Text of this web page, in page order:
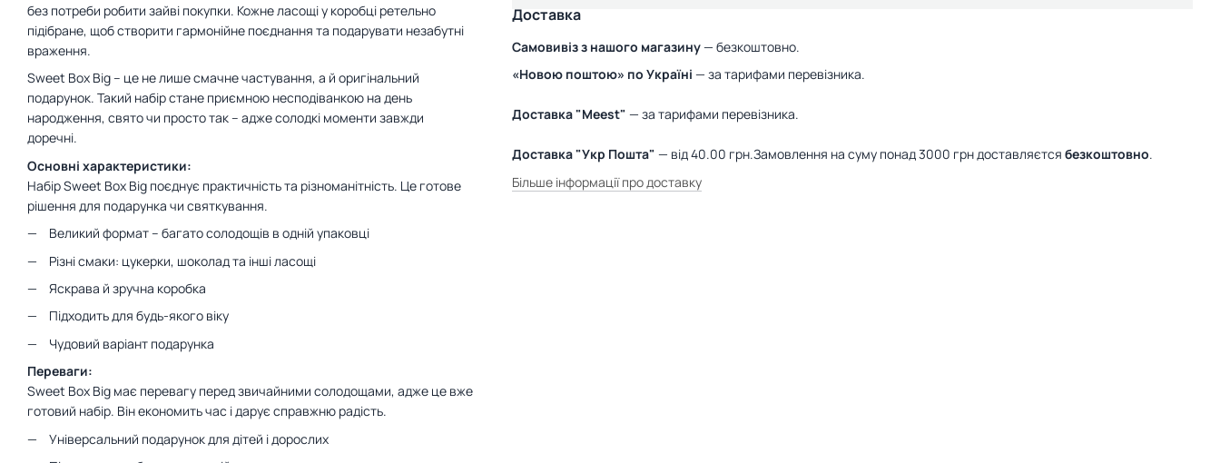
без потреби робити зайві покупки. Кожне ласощі у коробці ретельно
підібране, щоб створити гармонійне поєднання та подарувати незабутні
враження.
Sweet Box Big – це не лише смачне частування, а й оригінальний
подарунок. Такий набір стане приємною несподіванкою на день
народження, свято чи просто так – адже солодкі моменти завжди
доречні.
Основні характеристики:
Набір Sweet Box Big поєднує практичність та різноманітність. Це готове
рішення для подарунка чи святкування.
Великий формат – багато солодощів в одній упаковці
Різні смаки: цукерки, шоколад та інші ласощі
Яскрава й зручна коробка
Підходить для будь-якого віку
Чудовий варіант подарунка
Переваги:
Sweet Box Big має перевагу перед звичайними солодощами, адже це вже
готовий набір. Він економить час і дарує справжню радість.
Універсальний подарунок для дітей і дорослих
Доставка
Самовивіз з нашого магазину— безкоштовно.
«Новою поштою» по Україні — за тарифами перевізника.
Доставка "Meest" — за тарифами перевізника.
Доставка "Укр Пошта" — від 40.00 грн.Замовлення на суму понад 3000 грн доставляєтся безкоштовно.
Більше інформації про доставку